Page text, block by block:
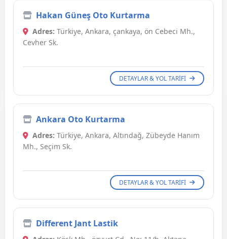
Hakan Güneş Oto Kurtarma
Adres: Türkiye, Ankara, çankaya, ön Cebeci Mh.,
Cevher Sk.
DETAYLAR & YOL TARIFI
Ankara Oto Kurtarma
Adres: Türkiye, Ankara, Altındağ, Zübeyde Hanım
Mh., Seçim Sk.
DETAYLAR & YOL TARIFI
Different Jant Lastik